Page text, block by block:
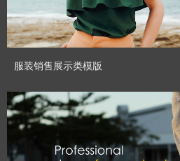
服装销售展示类模版